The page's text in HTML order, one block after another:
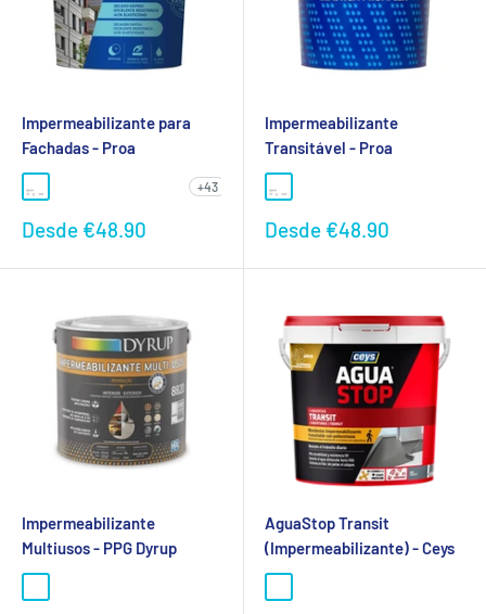
Impermeabilizante para
Fachadas - Proa
+43
Preço
Desde €48.90
Impermeabilizante
Transitável - Proa
Preço
Desde €48.90
Impermeabilizante
Multiusos - PPG Dyrup
AguaStop Transit
(Impermeabilizante) - Ceys